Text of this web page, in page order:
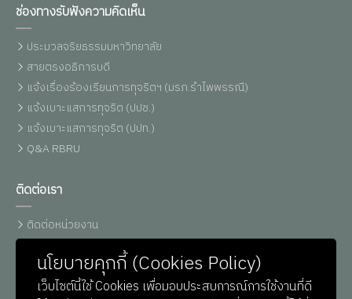
ช่องทางรับฟังความคิดเห็น
ประมวลจริยธรรมมหาวิทยาลัย
สายตรงอธิการบดี
แจ้งเรื่องร้องเรียนการทุจริตฯ (มรภ.รำไพพรรณี)
แจ้งเบาะแสการทุจริต (ปปช.)
แจ้งเบาะแสการทุจริต (ปปท.)
Q&A RBRU
ติดต่อเรา
ติดต่อหน่วยงาน
แผนที่รำไพฯ
ติดต่อ ม.รำไพพรรณี (Line)
นโยบายคุกกี้ (Cookies Policy)
เว็บไซต์นี้ใช้ Cookies เพื่อมอบประสบการณ์การใช้งานที่ดี